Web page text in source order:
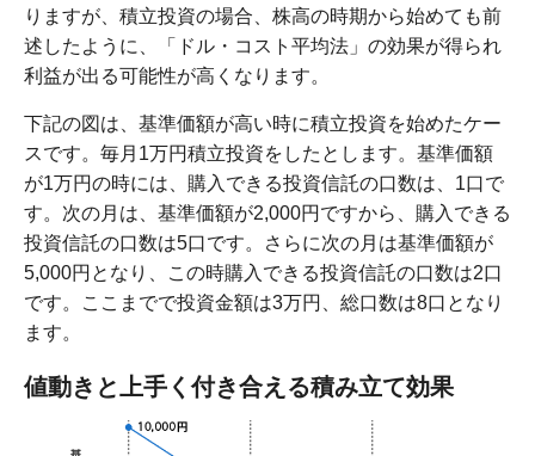
りますが、積立投資の場合、株高の時期から始めても前
述したように、「ドル・コスト平均法」の効果が得られ
利益が出る可能性が高くなります。
下記の図は、基準価額が高い時に積立投資を始めたケー
スです。毎月1万円積立投資をしたとします。基準価額
が1万円の時には、購入できる投資信託の口数は、1口で
す。次の月は、基準価額が2,000円ですから、購入できる
投資信託の口数は5口です。さらに次の月は基準価額が
5,000円となり、この時購入できる投資信託の口数は2口
です。ここまでで投資金額は3万円、総口数は8口となり
ます。
値動きと上手く付き合える積み立て効果